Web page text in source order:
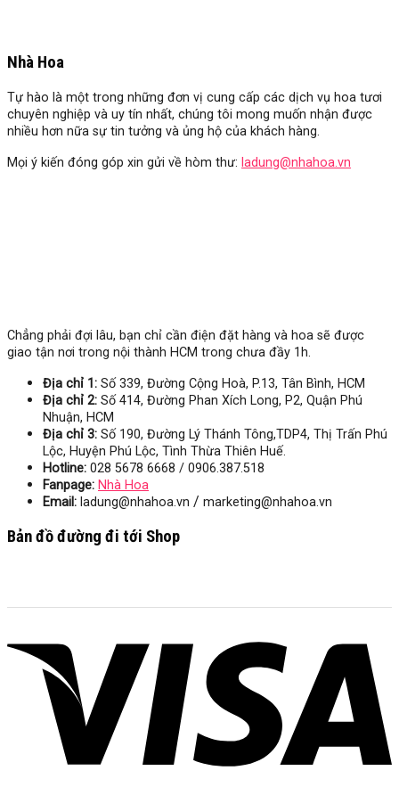
Nhà Hoa
Tự hào là một trong những đơn vị cung cấp các dịch vụ hoa tươi
chuyên nghiệp và uy tín nhất, chúng tôi mong muốn nhận được
nhiều hơn nữa sự tin tưởng và ủng hộ của khách hàng.
Mọi ý kiến đóng góp xin gửi về hòm thư: ladung@nhahoa.vn
Chẳng phải đợi lâu, bạn chỉ cần điện đặt hàng và hoa sẽ được
giao tận nơi trong nội thành HCM trong chưa đầy 1h.
Địa chỉ 1: Số 339, Đường Cộng Hoà, P.13, Tân Bình, HCM
Địa chỉ 2: Số 414, Đường Phan Xích Long, P2, Quận Phú
Nhuận, HCM
Địa chỉ 3: Số 190, Đường Lý Thánh Tông,TDP4, Thị Trấn Phú
Lộc, Huyện Phú Lộc, Tình Thừa Thiên Huế.
Hotline: 028 5678 6668 / 0906.387.518
Fanpage: Nhà Hoa
Email: ladung@nhahoa.vn / marketing@nhahoa.vn
Bản đồ đường đi tới Shop